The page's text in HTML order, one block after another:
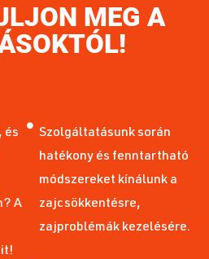
MEG A
és
A
Szolgáltatásunk során
hatékony és fenntartható
módszereket kínálunk a
zajcsökkentésre,
zajproblémák kezelésére.